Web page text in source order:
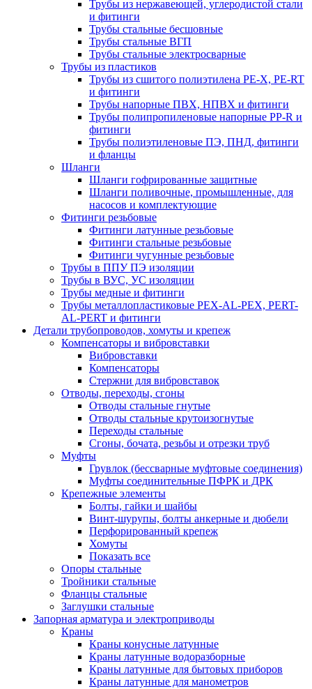
Трубы из нержавеющей, углеродистой стали
и фитинги
Трубы стальные бесшовные
Трубы стальные ВГП
Трубы стальные электросварные
Трубы из пластиков
Трубы из сшитого полиэтилена PE-X, PE-RT
и фитинги
Трубы напорные ПВХ, НПВХ и фитинги
Трубы полипропиленовые напорные PP-R и
фитинги
Трубы полиэтиленовые ПЭ, ПНД, фитинги
и фланцы
Шланги
Шланги гофрированные защитные
Шланги поливочные, промышленные, для
насосов и комплектующие
Фитинги резьбовые
Фитинги латунные резьбовые
Фитинги стальные резьбовые
Фитинги чугунные резьбовые
Трубы в ППУ ПЭ изоляции
Трубы в ВУС, УС изоляции
Трубы медные и фитинги
Трубы металлопластиковые PEX-AL-PEX, PERT-
AL-PERT и фитинги
Детали трубопроводов, хомуты и крепеж
Компенсаторы и вибровставки
Вибровставки
Компенсаторы
Стержни для вибровставок
Отводы, переходы, сгоны
Отводы стальные гнутые
Отводы стальные крутоизогнутые
Переходы стальные
Сгоны, бочата, резьбы и отрезки труб
Муфты
Грувлок (бессварные муфтовые соединения)
Муфты соединительные ПФРК и ДРК
Крепежные элементы
Болты, гайки и шайбы
Винт-шурупы, болты анкерные и дюбели
Перфорированный крепеж
Хомуты
Показать все
Опоры стальные
Тройники стальные
Фланцы стальные
Заглушки стальные
Запорная арматура и электроприводы
Краны
Краны конусные латунные
Краны латунные водоразборные
Краны латунные для бытовых приборов
Краны латунные для манометров